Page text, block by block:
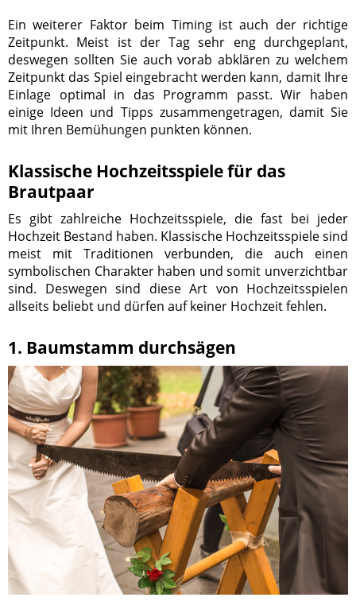
Ein weiterer Faktor beim Timing ist auch der richtige
Zeitpunkt. Meist ist der Tag sehr eng durchgeplant,
deswegen sollten Sie auch vorab abklären zu welchem
Zeitpunkt das Spiel eingebracht werden kann, damit Ihre
Einlage optimal in das Programm passt. Wir haben
einige Ideen und Tipps zusammengetragen, damit Sie
mit Ihren Bemühungen punkten können.
Klassische Hochzeitsspiele für das
Brautpaar
Es gibt zahlreiche Hochzeitsspiele, die fast bei jeder
Hochzeit Bestand haben. Klassische Hochzeitsspiele sind
meist mit Traditionen verbunden, die auch einen
symbolischen Charakter haben und somit unverzichtbar
sind. Deswegen sind diese Art von Hochzeitsspielen
allseits beliebt und dürfen auf keiner Hochzeit fehlen.
1. Baumstamm durchsägen